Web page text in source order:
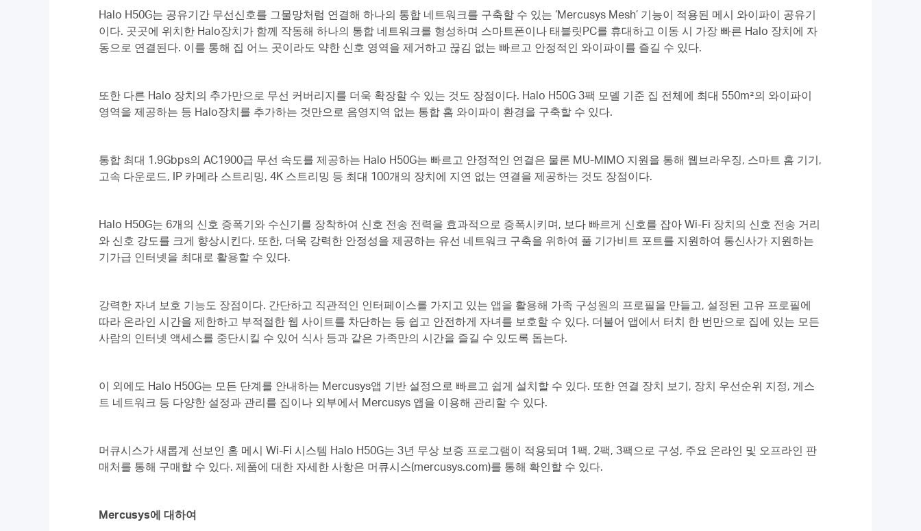
Halo H50G는 공유기간 무선신호를 그물망처럼 연결해 하나의 통합 네트워크를 구축할 수 있는 ‘Mercusys Mesh’ 기능이 적용된 메시 와이파이 공유기
이다. 곳곳에 위치한 Halo장치가 함께 작동해 하나의 통합 네트워크를 형성하며 스마트폰이나 태블릿PC를 휴대하고 이동 시 가장 빠른 Halo 장치에 자
동으로 연결된다. 이를 통해 집 어느 곳이라도 약한 신호 영역을 제거하고 끊김 없는 빠르고 안정적인 와이파이를 즐길 수 있다.
또한 다른 Halo 장치의 추가만으로 무선 커버리지를 더욱 확장할 수 있는 것도 장점이다. Halo H50G 3팩 모델 기준 집 전체에 최대 550m²의 와이파이
영역을 제공하는 등 Halo장치를 추가하는 것만으로 음영지역 없는 통합 홈 와이파이 환경을 구축할 수 있다.
통합 최대 1.9Gbps의 AC1900급 무선 속도를 제공하는 Halo H50G는 빠르고 안정적인 연결은 물론 MU-MIMO 지원을 통해 웹브라우징, 스마트 홈 기기,
고속 다운로드, IP 카메라 스트리밍, 4K 스트리밍 등 최대 100개의 장치에 지연 없는 연결을 제공하는 것도 장점이다.
Halo H50G는 6개의 신호 증폭기와 수신기를 장착하여 신호 전송 전력을 효과적으로 증폭시키며, 보다 빠르게 신호를 잡아 Wi-Fi 장치의 신호 전송 거리
와 신호 강도를 크게 향상시킨다. 또한, 더욱 강력한 안정성을 제공하는 유선 네트워크 구축을 위하여 풀 기가비트 포트를 지원하여 통신사가 지원하는
기가급 인터넷을 최대로 활용할 수 있다.
강력한 자녀 보호 기능도 장점이다. 간단하고 직관적인 인터페이스를 가지고 있는 앱을 활용해 가족 구성원의 프로필을 만들고, 설정된 고유 프로필에
따라 온라인 시간을 제한하고 부적절한 웹 사이트를 차단하는 등 쉽고 안전하게 자녀를 보호할 수 있다. 더불어 앱에서 터치 한 번만으로 집에 있는 모든
사람의 인터넷 액세스를 중단시킬 수 있어 식사 등과 같은 가족만의 시간을 즐길 수 있도록 돕는다.
이 외에도 Halo H50G는 모든 단계를 안내하는 Mercusys앱 기반 설정으로 빠르고 쉽게 설치할 수 있다. 또한 연결 장치 보기, 장치 우선순위 지정, 게스
트 네트워크 등 다양한 설정과 관리를 집이나 외부에서 Mercusys 앱을 이용해 관리할 수 있다.
머큐시스가 새롭게 선보인 홈 메시 Wi-Fi 시스템 Halo H50G는 3년 무상 보증 프로그램이 적용되며 1팩, 2팩, 3팩으로 구성, 주요 온라인 및 오프라인 판
매처를 통해 구매할 수 있다. 제품에 대한 자세한 사항은 머큐시스(mercusys.com)를 통해 확인할 수 있다.
Mercusys에 대하여